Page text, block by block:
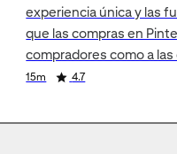
experiencia única y las
que las compras en
compradores como a
15m 4.7